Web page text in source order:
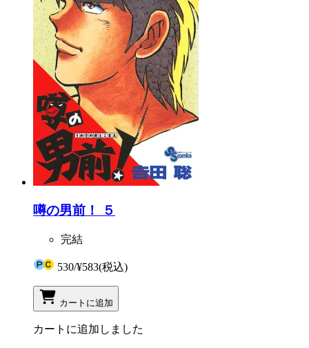
噂の男前！ ５
完結
530/¥583(税込)
カートに追加
カートに追加しました